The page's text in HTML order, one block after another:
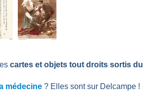
cartes et objets tout droits sortis du
médecine ? Elles sont sur Delcampe !